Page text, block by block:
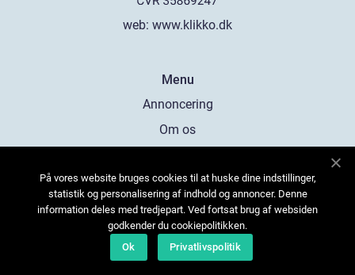
web: www.klikko.dk
Menu
Annoncering
Om os
Kontakt os
Sitemap
På vores website bruges cookies til at huske dine indstillinger,
statistik og personalisering af indhold og annoncer. Denne
information deles med tredjepart. Ved fortsat brug af websiden
godkender du cookiepolitikken.
Ok
Privatlivspolitik